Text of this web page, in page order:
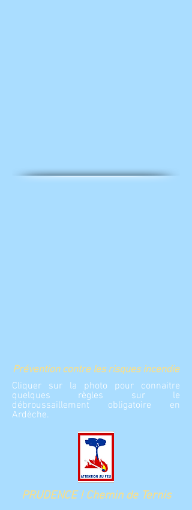
Prévention contre les risques incendie
Cliquer sur la photo pour connaitre
quelques règles sur le
débroussaillement obligatoire en
Ardèche.
PRUDENCE ! Chemin de Ternis